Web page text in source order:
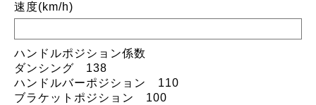
速度(km/h)
ハンドルポジション係数
ダンシング 138
ハンドルバーポジション 110
ブラケットポジション 100